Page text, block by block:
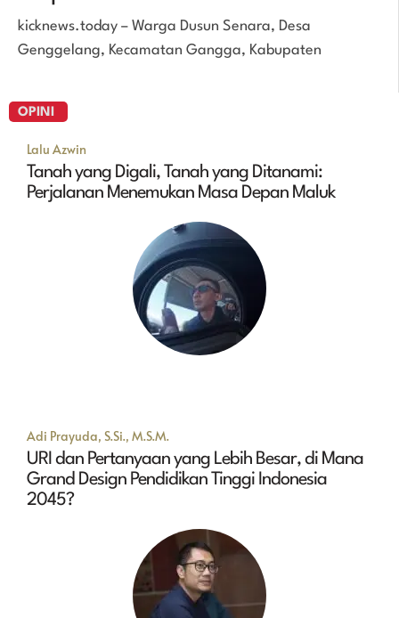
kicknews.today – Warga Dusun Senara, Desa
Genggelang, Kecamatan Gangga, Kabupaten
OPINI
Lalu Azwin
Tanah yang Digali, Tanah yang Ditanami:
Perjalanan Menemukan Masa Depan Maluk
Adi Prayuda, S.Si., M.S.M.
URI dan Pertanyaan yang Lebih Besar, di Mana
Grand Design Pendidikan Tinggi Indonesia
2045?